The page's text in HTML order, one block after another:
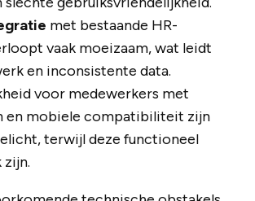
met bestaande HR-
vaak moeizaam, wat leidt
en inconsistente data.
voor medewerkers met
en mobiele compatibiliteit zijn
terwijl deze functioneel
zijn.